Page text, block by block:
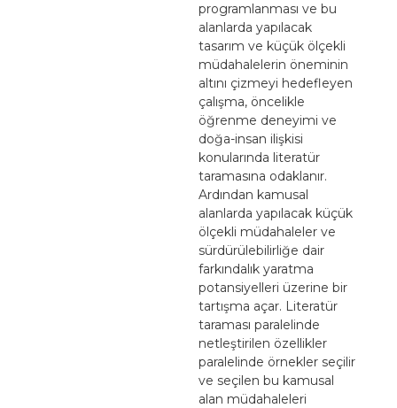
programlanması ve bu
alanlarda yapılacak
tasarım ve küçük ölçekli
müdahalelerin öneminin
altını çizmeyi hedefleyen
çalışma, öncelikle
öğrenme deneyimi ve
doğa-insan ilişkisi
konularında literatür
taramasına odaklanır.
Ardından kamusal
alanlarda yapılacak küçük
ölçekli müdahaleler ve
sürdürülebilirliğe dair
farkındalık yaratma
potansiyelleri üzerine bir
tartışma açar. Literatür
taraması paralelinde
netleştirilen özellikler
paralelinde örnekler seçilir
ve seçilen bu kamusal
alan müdahaleleri